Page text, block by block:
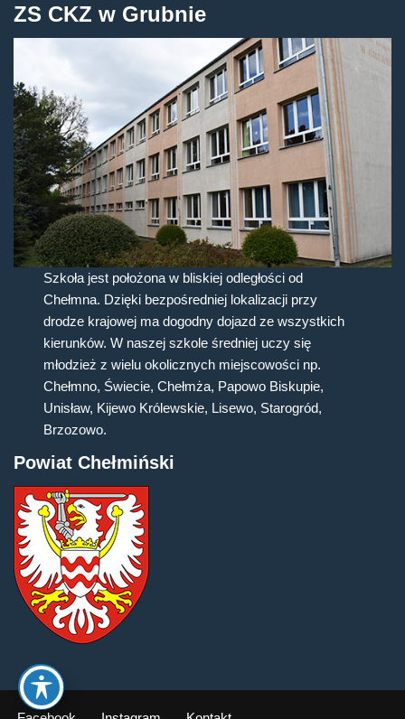
ZS CKZ w Grubnie
Szkoła jest położona w bliskiej odległości od
Chełmna. Dzięki bezpośredniej lokalizacji przy
drodze krajowej ma dogodny dojazd ze wszystkich
kierunków. W naszej szkole średniej uczy się
młodzież z wielu okolicznych miejscowości np.
Chełmno, Świecie, Chełmża, Papowo Biskupie,
Unisław, Kijewo Królewskie, Lisewo, Starogród,
Brzozowo.
Powiat Chełmiński